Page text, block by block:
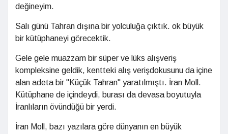
değineyim.
Salı günü Tahran dışına bir yolculuğa çıktık. ok büyük
bir kütüphaneyi görecektik.
Gele gele muazzam bir süper ve lüks alışveriş
kompleksine geldik, kentteki alış verişdokusunu da içine
alan adeta bir "Küçük Tahran" yaratılmıştı. İran Moll.
Kütüphane de içindeydi, burası da devasa boyutuyla
İranlıların övündüğü bir yerdi.
İran Moll, bazı yazılara göre dünyanın en büyük